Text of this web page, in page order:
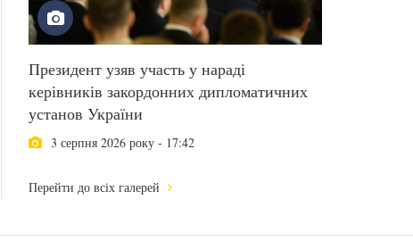
Президент узяв участь у нараді
керівників закордонних дипломатичних
установ України
3 серпня 2026 року - 17:42
Перейти до всіх галерей